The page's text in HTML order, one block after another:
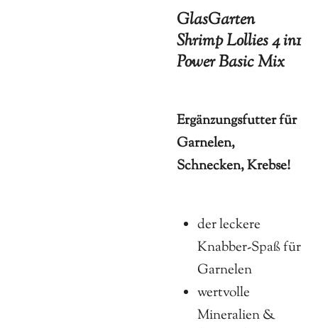
GlasGarten
Shrimp Lollies 4 in1
Power Basic Mix
Ergänzungsfutter für
Garnelen,
Schnecken, Krebse!
der leckere
Knabber-Spaß für
Garnelen
wertvolle
Mineralien &